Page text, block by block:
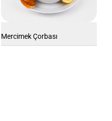
Mercimek Çorbası